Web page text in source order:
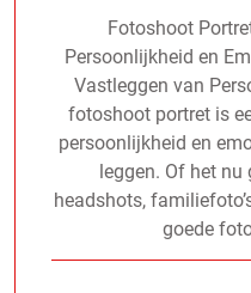
Fotoshoot
Persoonlijkheid en
Vastleggen van
fotoshoot portret is
persoonlijkheid en
leggen. Of het
headshots,
goede